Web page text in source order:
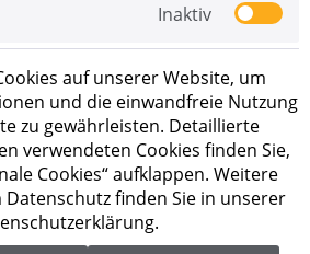
Inaktiv
auf unserer Website, um
und die einwandfreie Nutzung
zu gewährleisten. Detaillierte
verwendeten Cookies finden Sie,
Cookies“ aufklappen. Weitere
finden Sie in unserer